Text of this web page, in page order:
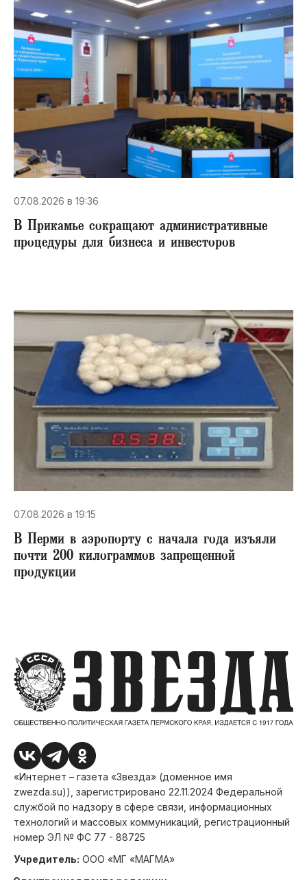
07.08.2026 в 19:36
В Прикамье сокращают административные
процедуры для бизнеса и инвесторов
07.08.2026 в 19:15
В Перми в аэропорту с начала года изъяли
почти 200 килограммов запрещенной
продукции
«Интернет – газета «Звезда» (доменное имя
zwezda.su)), зарегистрировано 22.11.2024 Федеральной
службой по надзору в сфере связи, информационных
технологий и массовых коммуникаций, регистрационный
номер ЭЛ № ФС 77 - 88725
Учредитель: ООО «МГ «МАГМА»